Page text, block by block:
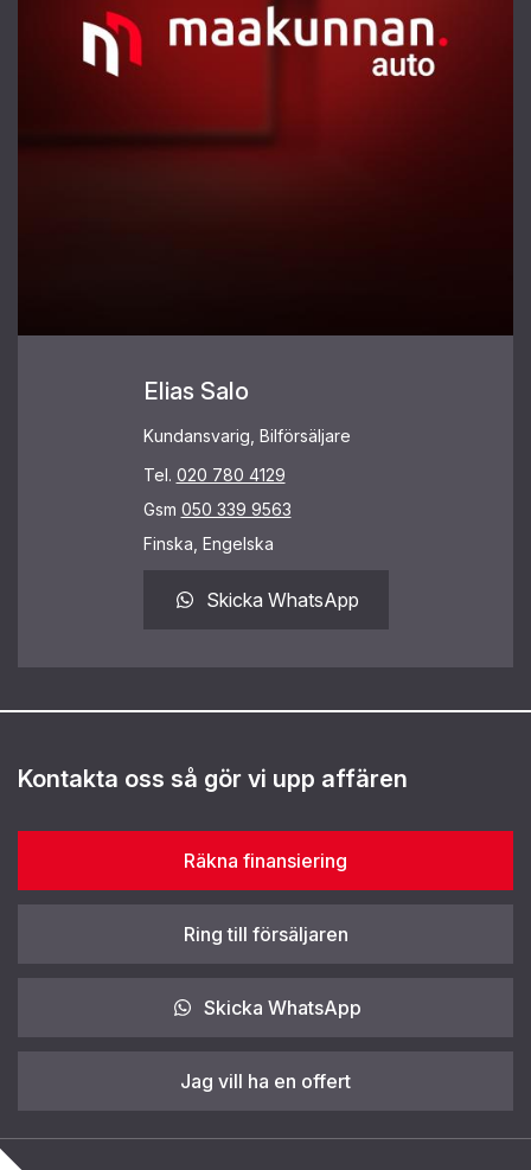
Elias Salo
Kundansvarig, Bilförsäljare
Tel. 020 780 4129
Gsm 050 339 9563
Finska, Engelska
Skicka WhatsApp
Kontakta oss så gör vi upp affären
Räkna finansiering
Ring till försäljaren
Skicka WhatsApp
Jag vill ha en offert